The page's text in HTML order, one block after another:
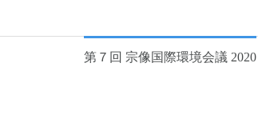
第７回 宗像国際環境会議 2020